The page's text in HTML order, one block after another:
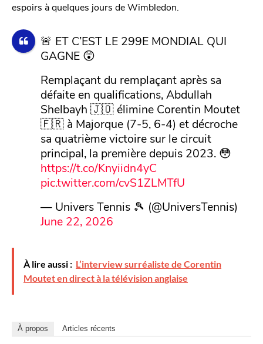
espoirs à quelques jours de Wimbledon.
🚨 ET C’EST LE 299E MONDIAL QUI
GAGNE 😲
Remplaçant du remplaçant après sa
défaite en qualifications, Abdullah
Shelbayh 🇯🇴 élimine Corentin Moutet
🇫🇷 à Majorque (7-5, 6-4) et décroche
sa quatrième victoire sur le circuit
principal, la première depuis 2023. 😳
https://t.co/Knyiidn4yC
pic.twitter.com/cvS1ZLMTfU
— Univers Tennis 🎾 (@UniversTennis)
June 22, 2026
À lire aussi : L’interview surréaliste de Corentin
Moutet en direct à la télévision anglaise
À propos Articles récents